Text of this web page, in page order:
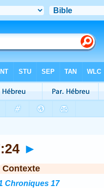
►
Contexte
Chroniques 17